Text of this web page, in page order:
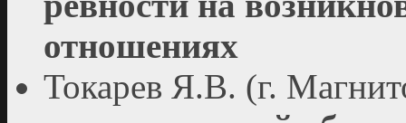
отношениях
Токарев Я.В. (г.